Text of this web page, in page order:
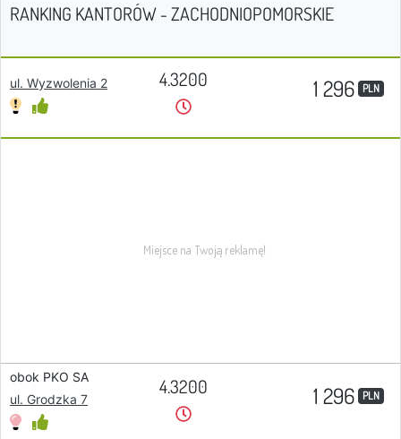
RANKING KANTORÓW - ZACHODNIOPOMORSKIE
ul. Wyzwolenia 2 4.3200 1 296 PLN
obok PKO SA
ul. Grodzka 7
4.3200 1 296 PLN